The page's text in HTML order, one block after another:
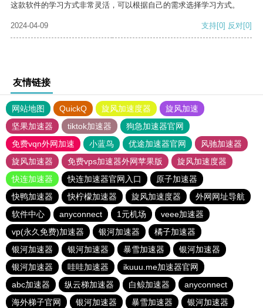
这款软件的学习方式非常灵活，可以根据自己的需求选择学习方式。
2024-04-09 支持[0] 反对[0]
友情链接
网站地图 QuickQ 旋风加速度器
旋风加速
坚果加速器
tiktok加速器
狗急加速器官网
免费vqn外网加速
小蓝鸟 优途加速器官网
风驰加速器
旋风加速器
免费vps加速器外网苹果版
旋风加速度器
快连加速器
快连加速器官网入口
原子加速器
快鸭加速器
快柠檬加速器 旋风加速度器
外网网址导航
软件中心
anyconnect 1元机场
veee加速器
vp(永久免费)加速器
银河加速器
橘子加速器
银河加速器
银河加速器 暴雪加速器
银河加速器
银河加速器
哇哇加速器
ikuuu.me加速器官网
abc加速器
纵云梯加速器 白鲸加速器
anyconnect
海外梯子官网
银河加速器 暴雪加速器 银河加速器